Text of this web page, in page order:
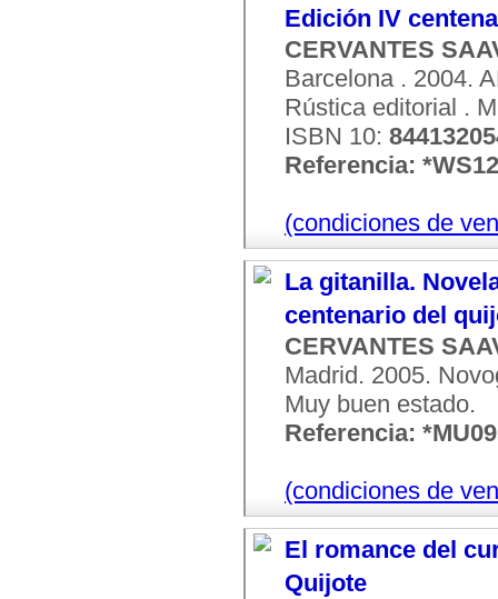
Edición IV
CERVANTES
Barcelona . 2004.
Rústica editorial .
ISBN 10:
Referencia:
(condiciones de
La gitanilla.
centenario del
CERVANTES
Madrid. 2005.
Muy buen estado.
Referencia:
(condiciones de
El romance del
Quijote